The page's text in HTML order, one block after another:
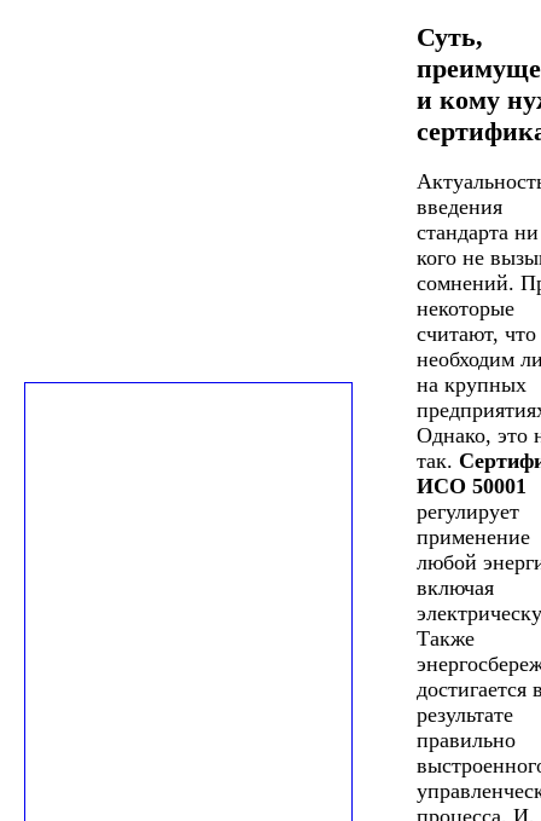
Суть,
и кому
введения
стандарта
кого не
сомнений.
некоторые
считают,
необходим
на крупных
Однако, это
так.
ИСО 50001
регулирует
применение
любой
включая
Также
достигается
результате
правильно